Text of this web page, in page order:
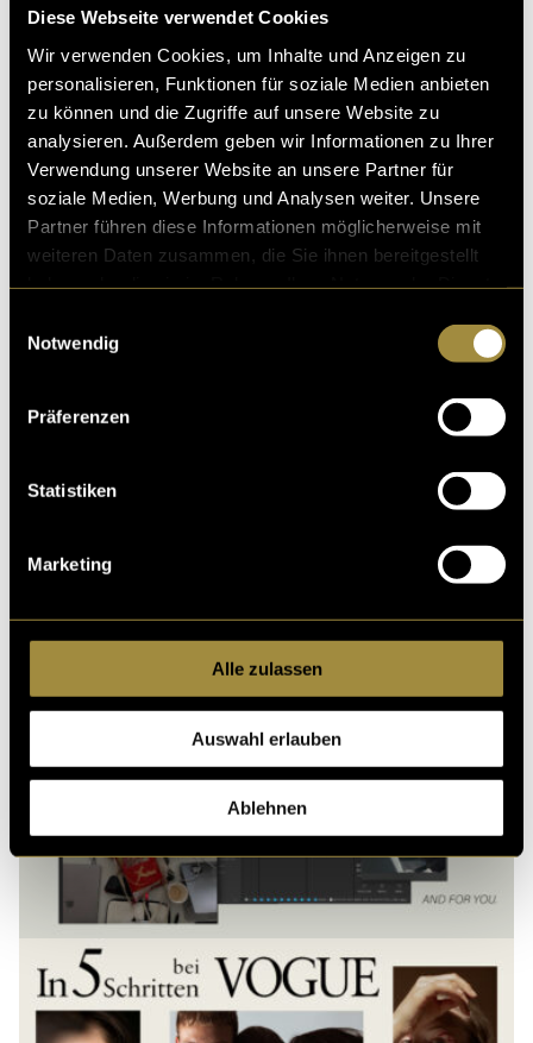
Diese Webseite verwendet Cookies
Wir verwenden Cookies, um Inhalte und Anzeigen zu
personalisieren, Funktionen für soziale Medien anbieten
zu können und die Zugriffe auf unsere Website zu
analysieren. Außerdem geben wir Informationen zu Ihrer
Verwendung unserer Website an unsere Partner für
soziale Medien, Werbung und Analysen weiter. Unsere
Partner führen diese Informationen möglicherweise mit
weiteren Daten zusammen, die Sie ihnen bereitgestellt
Notwendig
Präferenzen
Statistiken
Marketing
Alle zulassen
Auswahl erlauben
Ablehnen
(dbo)
Kritik